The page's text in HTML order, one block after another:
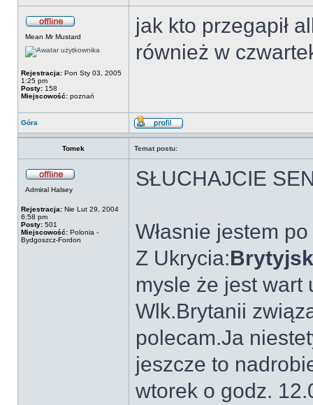
Mean Mr Mustard
Rejestracja: Pon Sty 03, 2005
1:25 pm
Posty: 158
Miejscowość: poznań
jak kto przegapił
również w
Góra
Tomek Temat postu:
Admiral Halsey
Rejestracja: Nie Lut 29, 2004
6:58 pm
Posty: 501
Miejscowość: Polonia -
Bydgoszcz-Fordon
SŁUCHAJCIE
Własnie jestem
Z Ukrycia:
mysle że jest wart
Wlk.Brytanii
polecam.Ja
jeszcze to
wtorek o godz.